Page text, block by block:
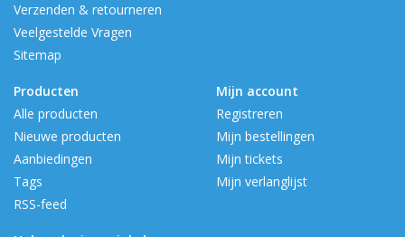
Verzenden & retourneren
Veelgestelde Vragen
Sitemap
Producten
Alle producten
Nieuwe producten
Aanbiedingen
Tags
RSS-feed
Mijn account
Registreren
Mijn bestellingen
Mijn tickets
Mijn verlanglijst